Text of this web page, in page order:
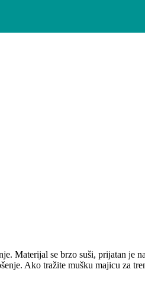
Materijal se brzo suši, prijatan je
Ako tražite mušku majicu za